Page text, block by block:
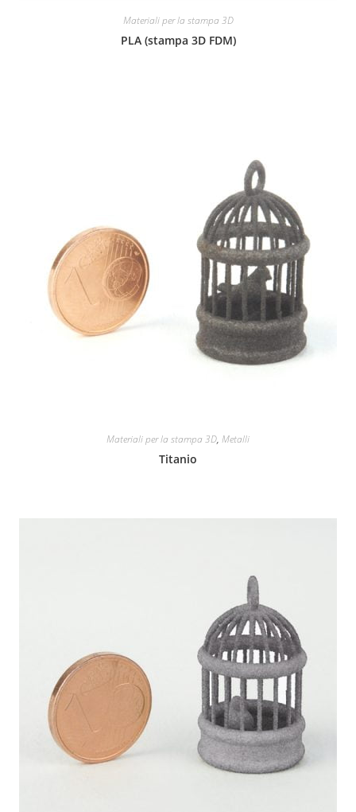
Materiali per la stampa 3D
PLA (stampa 3D FDM)
Materiali per la stampa 3D, Metalli
Titanio